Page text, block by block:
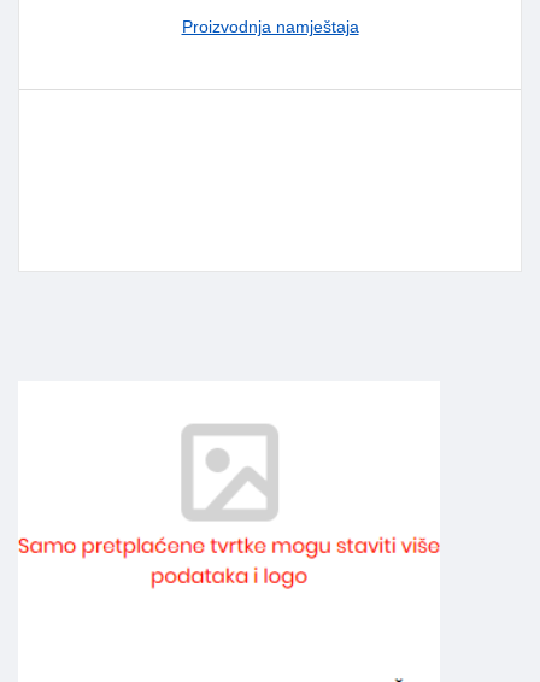
Proizvodnja namještaja